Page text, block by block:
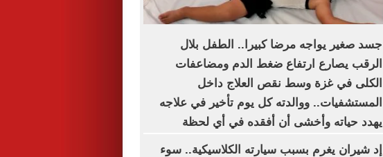
جسد صغير يواجه مرضا كبيرا.. الطفل بلال
الرقب يصارع ارتفاع ضغط الدم ومضاعفات
الكلى في غزة وسط نقص العلاج داخل
المستشفيات.. ووالدته كل يوم تأخير في علاجه
يهدد حياته وأخشى أن أفقده في أي لحظة
إد شيران يغرم بسبب سيارته الكلاسيكية.. سوء